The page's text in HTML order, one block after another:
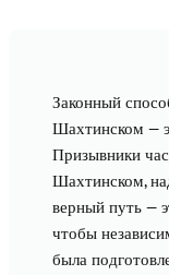
Законный
Шахтинском —
Призывники
Шахтинском,
верный путь —
чтобы
была